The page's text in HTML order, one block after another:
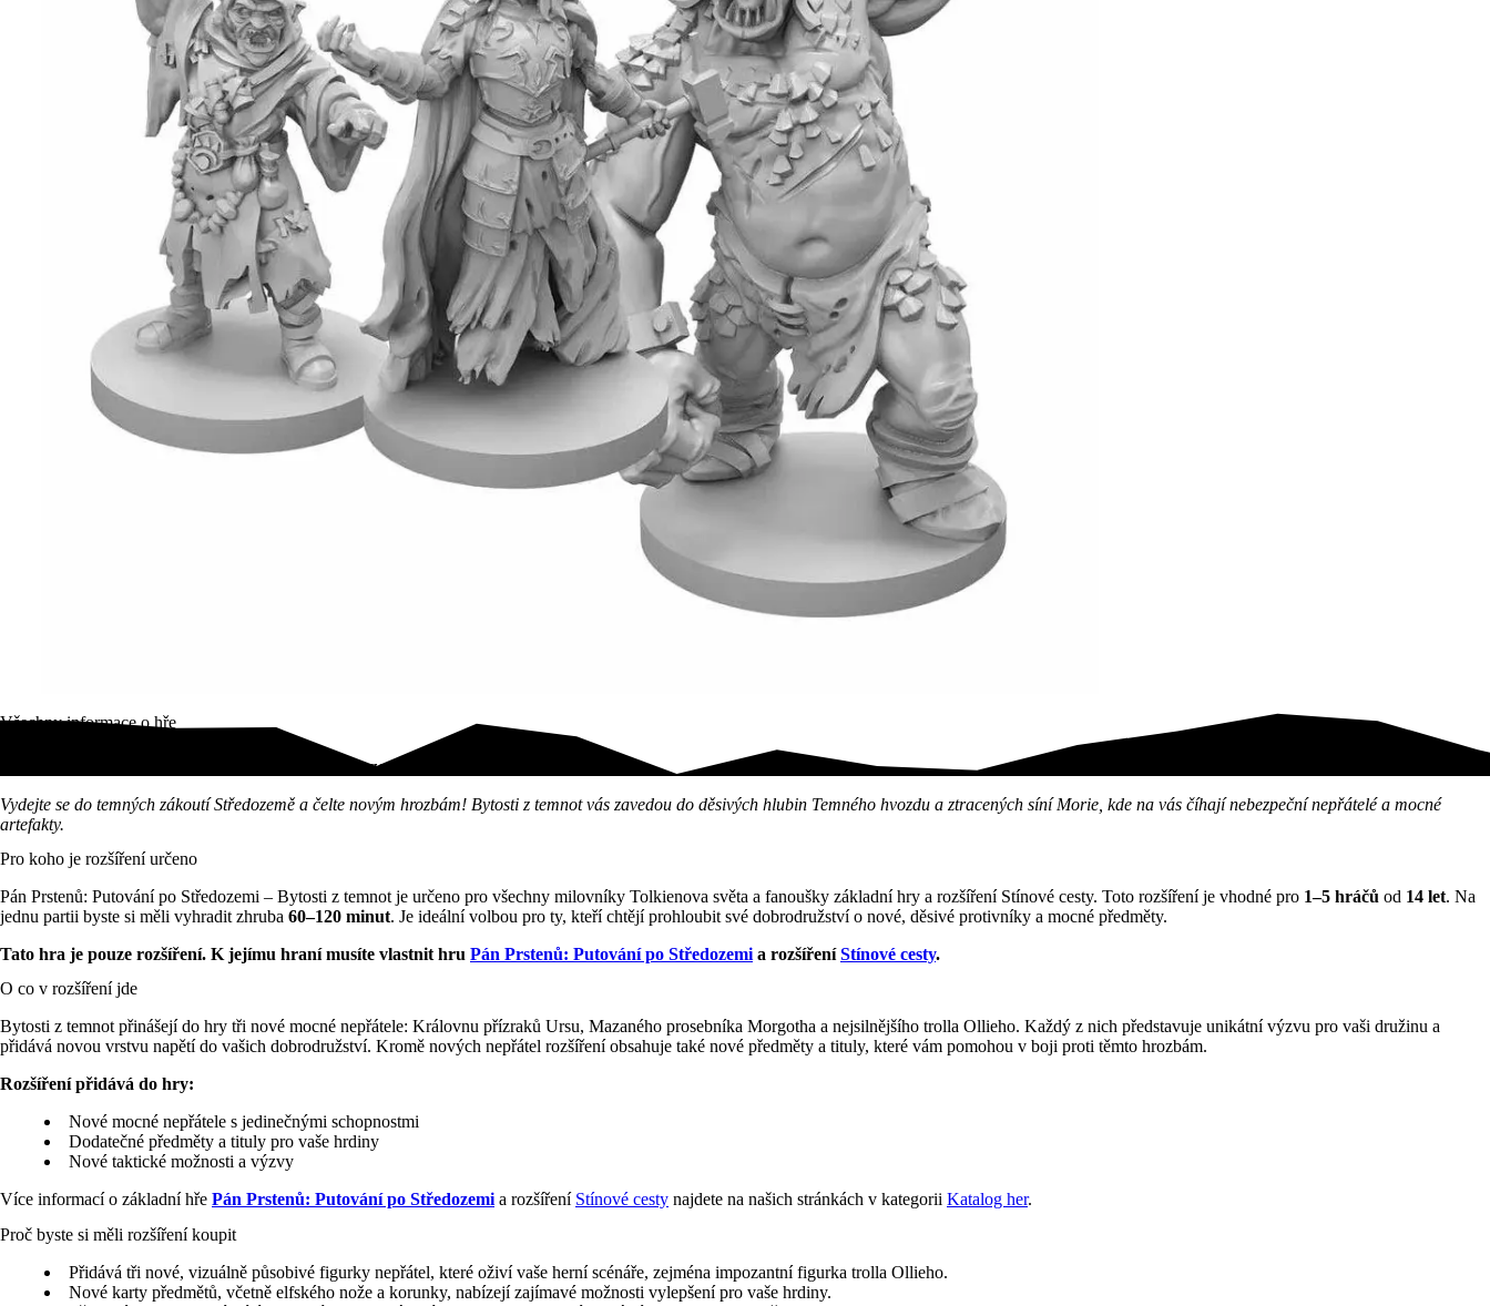
Všechny informace o hře
Nové hrozby ve hře Pán Prstenů: Putování po Středozemi – Bytosti z temnot! Čelte mocným…
Vydejte se do temných zákoutí Středozemě a čelte novým hrozbám! Bytosti z temnot vás zavedou do děsivých hlubin Temného hvozdu a ztracených síní Morie, kde na vás číhají nebezpeční nepřátelé a mocné
artefakty.
Pro koho je rozšíření určeno
Pán Prstenů: Putování po Středozemi – Bytosti z temnot je určeno pro všechny milovníky Tolkienova světa a fanoušky základní hry a rozšíření Stínové cesty. Toto rozšíření je vhodné pro 1–5 hráčů od 14 let. Na
jednu partii byste si měli vyhradit zhruba 60–120 minut. Je ideální volbou pro ty, kteří chtějí prohloubit své dobrodružství o nové, děsivé protivníky a mocné předměty.
Tato hra je pouze rozšíření. K jejímu hraní musíte vlastnit hru Pán Prstenů: Putování po Středozemi a rozšířeníStínové cesty.
O co v rozšíření jde
Bytosti z temnot přinášejí do hry tři nové mocné nepřátele: Královnu přízraků Ursu, Mazaného prosebníka Morgotha a nejsilnějšího trolla Ollieho. Každý z nich představuje unikátní výzvu pro vaši družinu a
přidává novou vrstvu napětí do vašich dobrodružství. Kromě nových nepřátel rozšíření obsahuje také nové předměty a tituly, které vám pomohou v boji proti těmto hrozbám.
Rozšíření přidává do hry:
Nové mocné nepřátele s jedinečnými schopnostmi
Dodatečné předměty a tituly pro vaše hrdiny
Nové taktické možnosti a výzvy
Více informací o základní hře Pán Prstenů: Putování po Středozemi a rozšíření Stínové cesty najdete na našich stránkách v kategorii Katalog her.
Proč byste si měli rozšíření koupit
Přidává tři nové, vizuálně působivé figurky nepřátel, které oživí vaše herní scénáře, zejména impozantní figurka trolla Ollieho.
Nové karty předmětů, včetně elfského nože a korunky, nabízejí zajímavé možnosti vylepšení pro vaše hrdiny.